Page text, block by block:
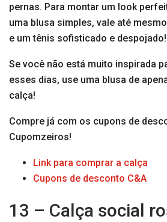
pernas. Para montar um look
uma blusa simples, vale até
e um tênis sofisticado e despojado!
Se você não está muito inspirada
esses dias, use uma blusa de
calça!
Compre já com os cupons de
Cupomzeiros!
Link para comprar a calça
Cupons de desconto C&A
13 – Calça social